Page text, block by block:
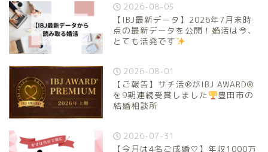
2026-08-05
【IBJ最新データ】2026年7月末時
点の最新データを公開！婚活は今、
とても活発です
2026-08-01
【ご報告】サチ活®がIBJ AWARD®
を9期連続受賞しました
豊田市の
結婚相談所
2026-07-31
【今月は4名ご成婚♡】年収1000万